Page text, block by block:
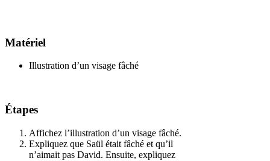
Matériel
Illustration d’un visage fâché
Étapes
Affichez l’illustration d’un visage fâché.
Expliquez que Saül était fâché et qu’il
n’aimait pas David. Ensuite, expliquez